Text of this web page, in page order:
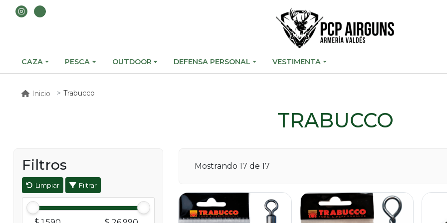
CAZA PESCA OUTDOOR DEFENSA PERSONAL VESTIMENTA
Inicio Trabucco
TRABUCCO
Filtros
Limpiar Filtrar
Mostrando 17 de 17